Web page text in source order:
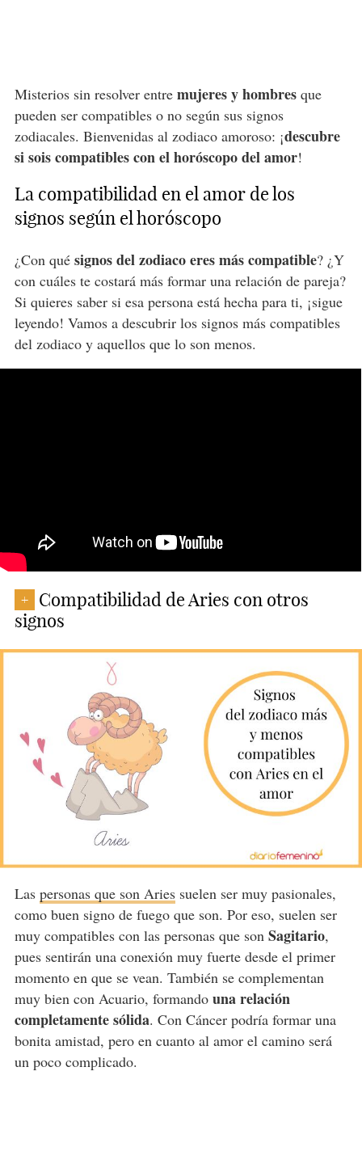
Misterios sin resolver entre mujeres y hombresque
pueden ser compatibles o no según sus signos
zodiacales. Bienvenidas al zodiaco amoroso: ¡descubre
si sois compatibles con el horóscopo del amor!
La compatibilidad en el amor de los
signos según el horóscopo
¿Con qué signos del zodiaco eres más compatible? ¿Y
con cuáles te costará más formar una relación de pareja?
Si quieres saber si esa persona está hecha para ti, ¡sigue
leyendo! Vamos a descubrir los signos más compatibles
del zodiaco y aquellos que lo son menos.
+
Compatibilidad de Aries con otros
signos
Las personas que son Ariessuelen ser muy pasionales,
como buen signo de fuego que son. Por eso, suelen ser
muy compatibles con las personas que son Sagitario,
pues sentirán una conexión muy fuerte desde el primer
momento en que se vean. También se complementan
muy bien con Acuario, formando una relación
completamente sólida. Con Cáncer podría formar una
bonita amistad, pero en cuanto al amor el camino será
un poco complicado.